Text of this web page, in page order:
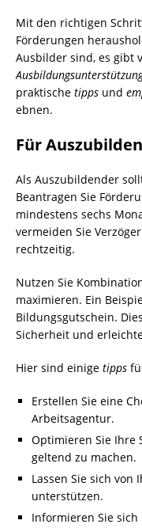
Mit den richtigen
Förderungen
Ausbilder sind, es gibt
praktische tipps und
ebnen.
Für
Als Auszubildender
Beantragen Sie
mindestens sechs
vermeiden Sie
rechtzeitig.
Nutzen Sie
maximieren. Ein
Bildungsgutschein.
Sicherheit und
Hier sind einige tipps
Erstellen Sie eine
Arbeitsagentur.
Optimieren Sie Ihre
geltend zu machen.
Lassen Sie sich
unterstützen.
Informieren Sie